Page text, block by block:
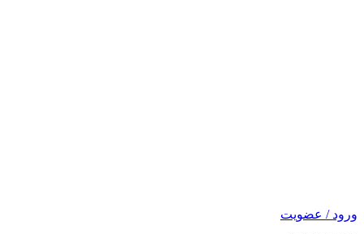
ورود / عضویت